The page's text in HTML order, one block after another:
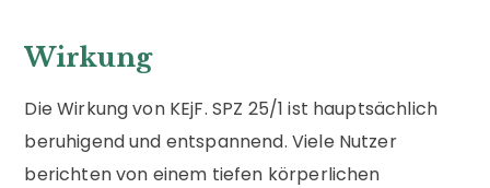
Wirkung
Die Wirkung von KEjF. SPZ 25/1 ist hauptsächlich
beruhigend und entspannend. Viele Nutzer
berichten von einem tiefen körperlichen